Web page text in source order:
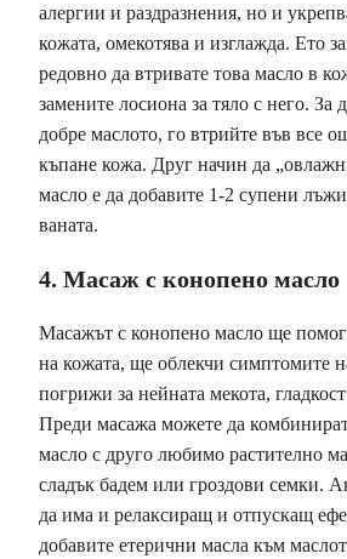
алергии и раздразнения, но и
кожата, омекотява и изглажда. Ето
редовно да втривате това масло в
замените лосиона за тяло с него. За
добре маслото, го втрийте във все
къпане кожа. Друг начин да
масло е да добавите 1-2 супени
ваната.
4. Масаж с конопено масло
Масажът с конопено масло ще
на кожата, ще облекчи симптомите
погрижи за нейната мекота,
Преди масажа можете да
масло с друго любимо растително
сладък бадем или гроздови семки.
да има и релаксиращ и отпускащ
добавите етерични масла към